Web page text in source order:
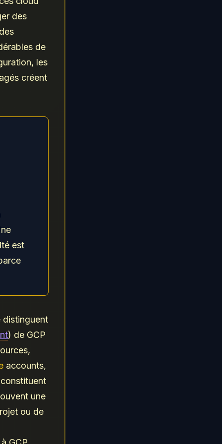
des
de
les
créent
est
distinguent
) de GCP
accounts,
une
ou de